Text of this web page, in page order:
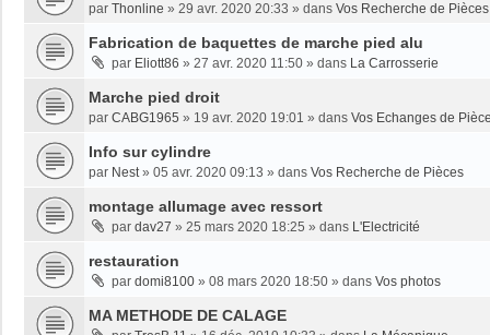
par Thonline » 29 avr. 2020 20:33 » dans Vos Recherche de Pièces
Fabrication de baquettes de marche pied alu
par Eliott86 » 27 avr. 2020 11:50 » dans La Carrosserie
Marche pied droit
par CABG1965 » 19 avr. 2020 19:01 » dans Vos Echanges de
Info sur cylindre
par Nest» 05 avr. 2020 09:13 » dans Vos Recherche de Pièces
montage allumage avec ressort
par dav27 » 25 mars 2020 18:25 » dans L'Electricité
restauration
par domi8100 » 08 mars 2020 18:50 » dans Vos photos
MA METHODE DE CALAGE